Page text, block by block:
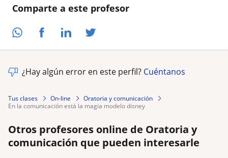
Comparte a este profesor
¿Hay algún error en este perfil? Cuéntanos
Tus clases On-line
Oratoria y comunicación
en la comunicación está la magia modelo disney
Otros profesores online de Oratoria y
comunicación que pueden interesarle